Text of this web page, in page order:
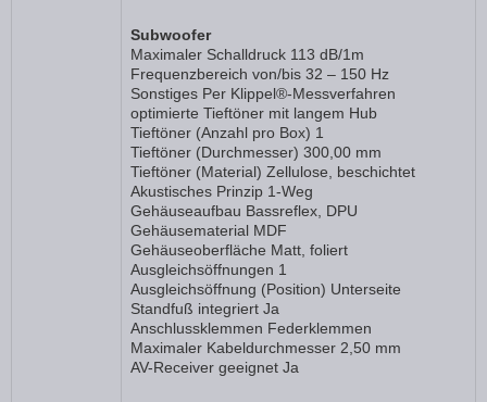
Subwoofer
Maximaler Schalldruck 113 dB/1m
Frequenzbereich von/bis 32 – 150 Hz
Sonstiges Per Klippel®-Messverfahren
optimierte Tieftöner mit langem Hub
Tieftöner (Anzahl pro Box) 1
Tieftöner (Durchmesser) 300,00 mm
Tieftöner (Material) Zellulose, beschichtet
Akustisches Prinzip 1-Weg
Gehäuseaufbau Bassreflex, DPU
Gehäusematerial MDF
Gehäuseoberfläche Matt, foliert
Ausgleichsöffnungen 1
Ausgleichsöffnung (Position) Unterseite
Standfuß integriert Ja
Anschlussklemmen Federklemmen
Maximaler Kabeldurchmesser 2,50 mm
AV-Receiver geeignet Ja